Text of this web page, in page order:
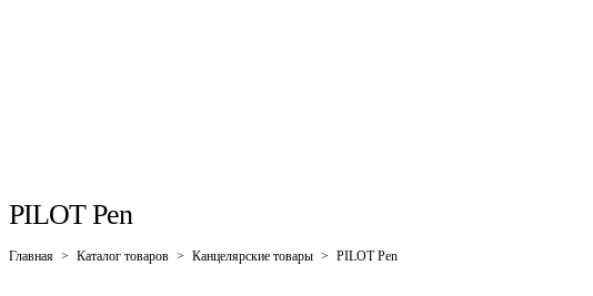
PILOT Pen
Главная > Каталог товаров > Канцелярские товары > PILOT Pen